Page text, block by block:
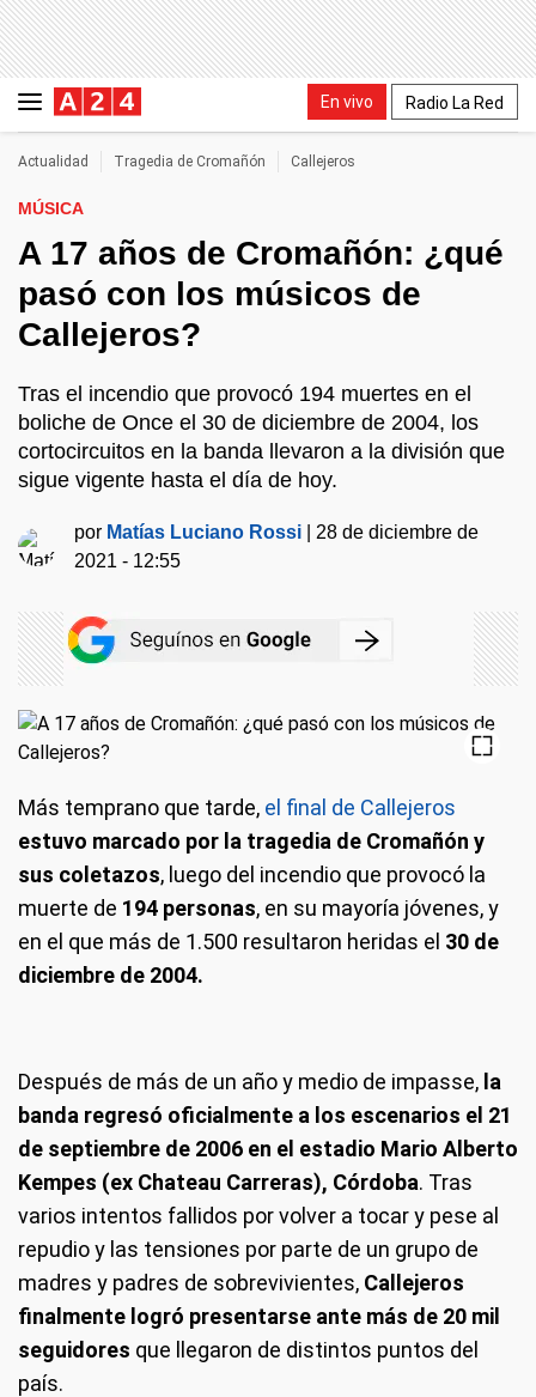
En vivo Radio La Red
Actualidad Tragedia de Cromañón Callejeros
MÚSICA
A 17 años de Cromañón: ¿qué
pasó con los músicos de
Callejeros?
Tras el incendio que provocó 194 muertes en el
boliche de Once el 30 de diciembre de 2004, los
cortocircuitos en la banda llevaron a la división que
sigue vigente hasta el día de hoy.
por Matías Luciano Rossi
28 de diciembre de
2021 - 12:55
Más temprano que tarde, el final de Callejeros
estuvo marcado por la tragedia de Cromañón y
sus coletazos, luego del incendio que provocó la
muerte de 194 personas, en su mayoría jóvenes, y
en el que más de 1.500 resultaron heridas el 30 de
diciembre de 2004.
Después de más de un año y medio de impasse, la
banda regresó oficialmente a los escenarios el 21
de septiembre de 2006 en el estadio Mario Alberto
Kempes (ex Chateau Carreras), Córdoba. Tras
varios intentos fallidos por volver a tocar y pese al
repudio y las tensiones por parte de un grupo de
madres y padres de sobrevivientes, Callejeros
finalmente logró presentarse ante más de 20 mil
seguidores que llegaron de distintos puntos del
país.